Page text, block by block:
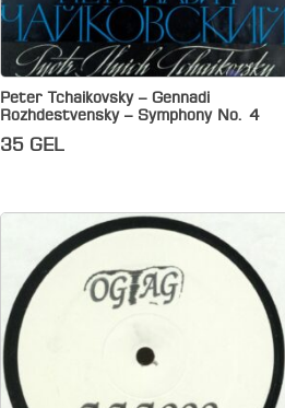
Peter Tchaikovsky – Gennadi
Rozhdestvensky – Symphony No. 4
35 GEL